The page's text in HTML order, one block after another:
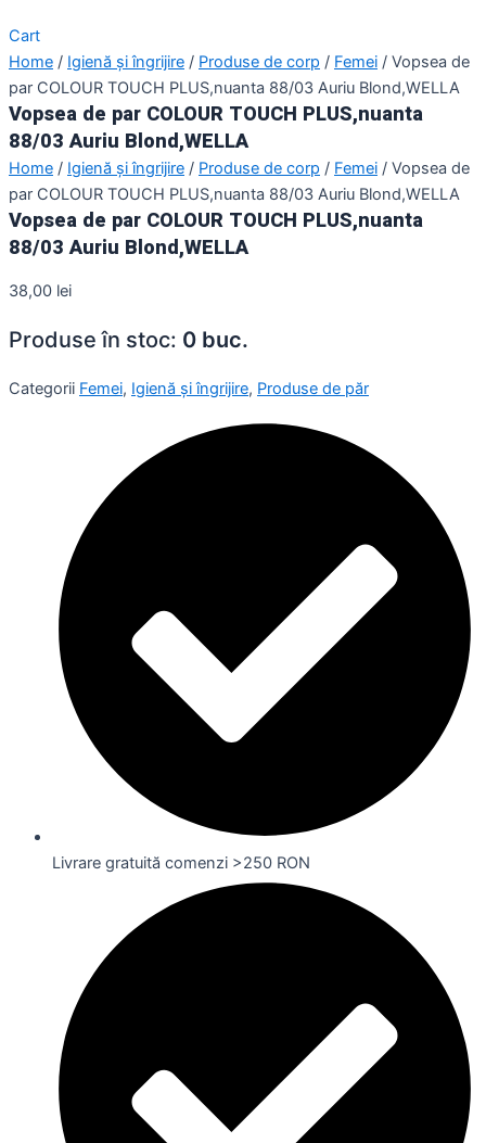
Cart
Home / Igienă și îngrijire / Produse de corp / Femei / Vopsea de
par COLOUR TOUCH PLUS,nuanta 88/03 Auriu Blond,WELLA
Vopsea de par COLOUR TOUCH PLUS,nuanta
88/03 Auriu Blond,WELLA
Home / Igienă și îngrijire / Produse de corp / Femei / Vopsea de
par COLOUR TOUCH PLUS,nuanta 88/03 Auriu Blond,WELLA
Vopsea de par COLOUR TOUCH PLUS,nuanta
88/03 Auriu Blond,WELLA
38,00 lei
Produse în stoc: 0 buc.
Categorii Femei, Igienă și îngrijire, Produse de păr
Livrare gratuită comenzi >250 RON